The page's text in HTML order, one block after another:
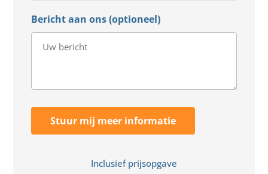
Bericht aan ons (optioneel)
Stuur mij meer informatie
Inclusief prijsopgave